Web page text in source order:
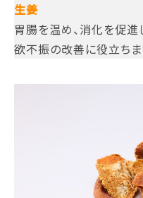
生姜
胃腸を温め、消化を促進
欲不振の改善に役立ちま